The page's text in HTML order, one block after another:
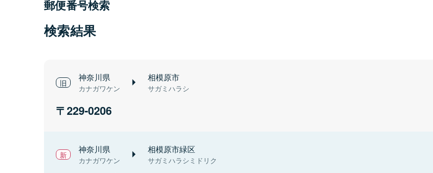
郵便番号検索
検索結果
神奈川県
カナガワケン
相模原市
サガミハラシ
229-0206
神奈川県
カナガワケン
相模原市緑区
サガミハラシミドリク